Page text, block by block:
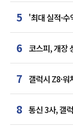
5 '최대 실적·
말년 성장 박
6 코스피, 개장
美 경계감
7 갤럭시 Z8·
8 통신 3사, 갤